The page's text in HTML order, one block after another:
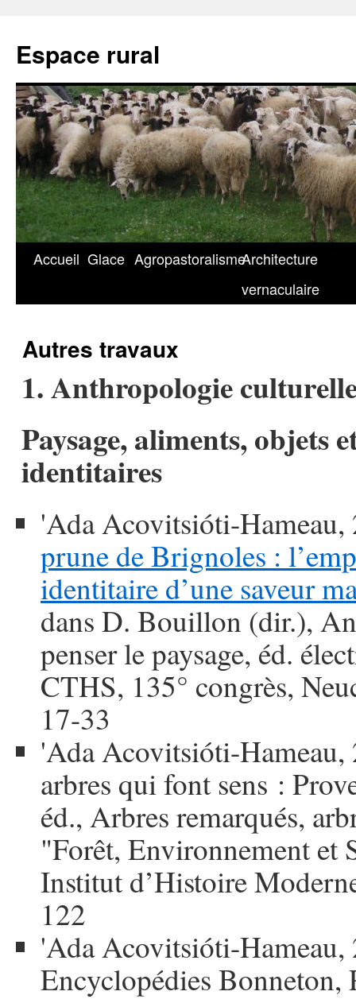
Espace rural
Skip
Accueil Glace AgropastoralismeArchitecture
vernaculaire
Autres travaux
1. Anthropologie
Paysage, aliments, objets
identitaires
'Ada Acovitsióti-
prune de Brignoles :
identitaire d’une saveur
dans D. Bouillon (dir.),
penser le paysage, éd.
CTHS, 135° congrès,
17-33
'Ada Acovitsióti-
arbres qui font sens :
éd., Arbres remarqués,
"Forêt, Environnement et
Institut d’Histoire
122
'Ada Acovitsióti-
Encyclopédies Bonneton,